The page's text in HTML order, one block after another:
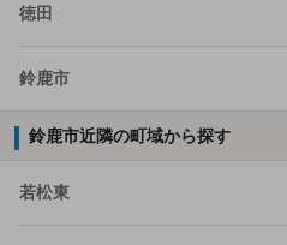
徳田
鈴鹿市
鈴鹿市近隣の町域から探す
若松東